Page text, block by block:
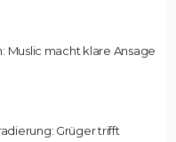
Muslic macht klare Ansage
Grüger trifft